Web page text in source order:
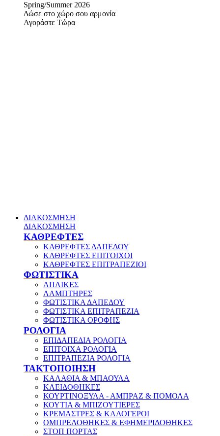
Spring/Summer 2026
Δώσε στο χώρο σου αρμονία
Αγοράστε Τώρα
ΔΙΑΚΟΣΜΗΣΗ
ΔΙΑΚΟΣΜΗΣΗ
ΚΑΘΡΕΦΤΕΣ
ΚΑΘΡΕΦΤΕΣ ΔΑΠΕΔΟΥ
ΚΑΘΡΕΦΤΕΣ ΕΠΙΤΟΙΧΟΙ
ΚΑΘΡΕΦΤΕΣ ΕΠΙΤΡΑΠΕΖΙΟΙ
ΦΩΤΙΣΤΙΚΑ
ΑΠΛΙΚΕΣ
ΛΑΜΠΤΗΡΕΣ
ΦΩΤΙΣΤΙΚΑ ΔΑΠΕΔΟΥ
ΦΩΤΙΣΤΙΚΑ ΕΠΙΤΡΑΠΕΖΙΑ
ΦΩΤΙΣΤΙΚΑ ΟΡΟΦΗΣ
ΡΟΛΟΓΙΑ
ΕΠΙΔΑΠΕΔΙΑ ΡΟΛΟΓΙΑ
ΕΠΙΤΟΙΧΑ ΡΟΛΟΓΙΑ
ΕΠΙΤΡΑΠΕΖΙΑ ΡΟΛΟΓΙΑ
ΤΑΚΤΟΠΟΙΗΣΗ
ΚΑΛΑΘΙΑ & ΜΠΑΟΥΛΑ
ΚΛΕΙΔΟΘΗΚΕΣ
ΚΟΥΡΤΙΝΟΞΥΛΑ - ΑΜΠΡΑΖ & ΠΟΜΟΛΑ
ΚΟΥΤΙΑ & ΜΠΙΖΟΥΤΙΕΡΕΣ
ΚΡΕΜΑΣΤΡΕΣ & ΚΑΛΟΓΕΡΟΙ
ΟΜΠΡΕΛΟΘΗΚΕΣ & ΕΦΗΜΕΡΙΔΟΘΗΚΕΣ
ΣΤΟΠ ΠΟΡΤΑΣ